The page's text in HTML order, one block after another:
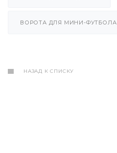
ВОРОТА ДЛЯ МИНИ-ФУТБОЛА
НАЗАД К СПИСКУ